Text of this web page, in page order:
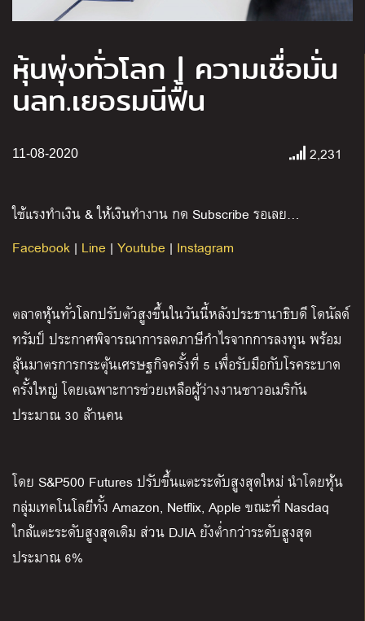
หุ้นพุ่งทั่วโลก | ความเชื่อมั่น
นลท.เยอรมนีฟื้น
11-08-2020 2,231
ใช้แรงทำเงิน & ให้เงินทำงาน กด Subscribe รอเลย…
Facebook | Line | Youtube | Instagram
ตลาดหุ้นทั่วโลกปรับตัวสูงขึ้นในวันนี้หลังประธานาธิบดี โดนัลด์
ทรัมป์ ประกาศพิจารณาการลดภาษีกำไรจากการลงทุน พร้อม
ลุ้นมาตรการกระตุ้นเศรษฐกิจครั้งที่ 5 เพื่อรับมือกับโรคระบาด
ครั้งใหญ่ โดยเฉพาะการช่วยเหลือผู้ว่างงานชาวอเมริกัน
ประมาณ 30 ล้านคน
โดย S&P500 Futures ปรับขึ้นแตะระดับสูงสุดใหม่ นำโดยหุ้น
กลุ่มเทคโนโลยีทั้ง Amazon, Netflix, Apple ขณะที่ Nasdaq
ใกล้แตะระดับสูงสุดเดิม ส่วน DJIA ยังต่ำกว่าระดับสูงสุด
ประมาณ 6%